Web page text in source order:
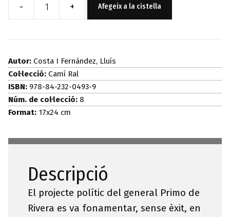
-
quantitat
dictadura
Primo
de
(1923-
+ Afegeix a la cistella
Autor: Costa I Fernàndez, Lluís
Col·lecció: Camí Ral
ISBN: 978-84-232-0493-9
Núm. de col·lecció: 8
Format: 17x24 cm
Descripció
El projecte polític del general Primo de
Rivera es va fonamentar, sense èxit, en